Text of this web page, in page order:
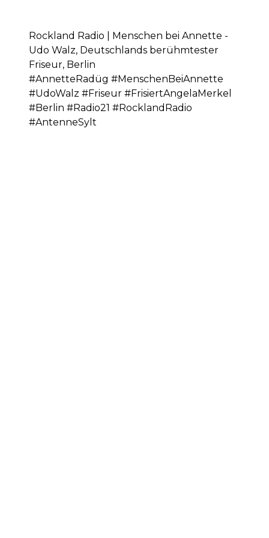
Rockland Radio | Menschen bei Annette -
Udo Walz, Deutschlands berühmtester
Friseur, Berlin
#AnnetteRadüg #MenschenBeiAnnette
#UdoWalz #Friseur #FrisiertAngelaMerkel
#Berlin #Radio21 #RocklandRadio
#AntenneSylt